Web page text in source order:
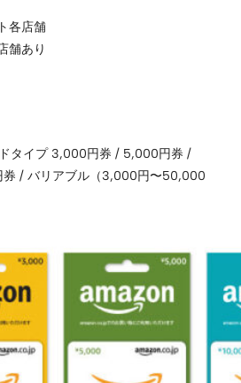
各店舗
舗あり
タイプ 3,000円券 / 5,000円券 /
/ バリアブル（3,000円〜50,000